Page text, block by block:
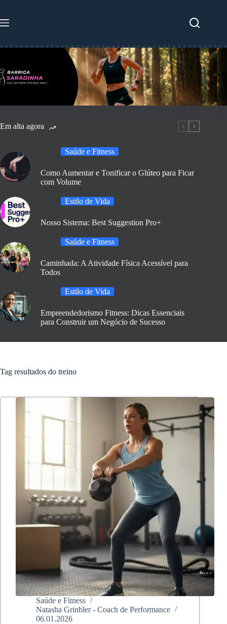
o
Em alta agora
Saúde e Fitness
Como Aumentar e Tonificar o Glúteo para Ficar
com Volume
Estilo de Vida
Nosso Sistema: Best Suggestion Pro+
Saúde e Fitness
Caminhada: A Atividade Física Acessível para
Todos
Estilo de Vida
Empreendedorismo Fitness: Dicas Essenciais
para Construir um Negócio de Sucesso
Tag resultados do treino
Saúde e Fitness
Natasha Grinbler - Coach de Performance
06.01.2026